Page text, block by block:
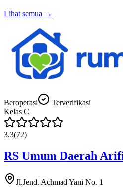
Lihat semua →
Beroperasi
Terverifikasi
Kelas C
3.3(72)
RS Umum Daerah
Jl.Jend. Achmad Yani No. 1